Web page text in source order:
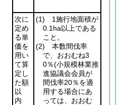
次に
定め
る単
価を
用い
て算
定し
た額
以
内
(1) 1施行地面積が
0.1ha以上である
こと。
(2) 本数間伐率
で、おおむね3
0％(小規模林業推
進協議会会員が
間伐率20％を適
用する場合にあ
っては、おおむ